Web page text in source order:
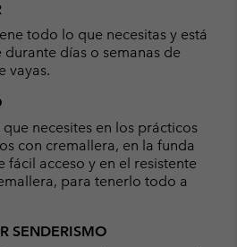
todo lo que necesitas y está
días o semanas de
vayas.
necesites en los prácticos
con cremallera, en la funda
acceso y en el resistente
para tenerlo todo a
SENDERISMO